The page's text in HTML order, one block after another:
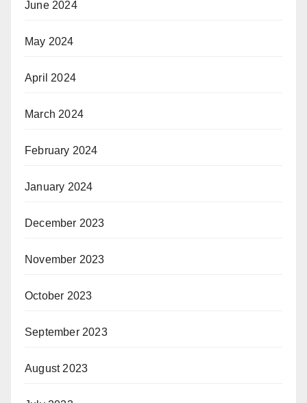
June 2024
May 2024
April 2024
March 2024
February 2024
January 2024
December 2023
November 2023
October 2023
September 2023
August 2023